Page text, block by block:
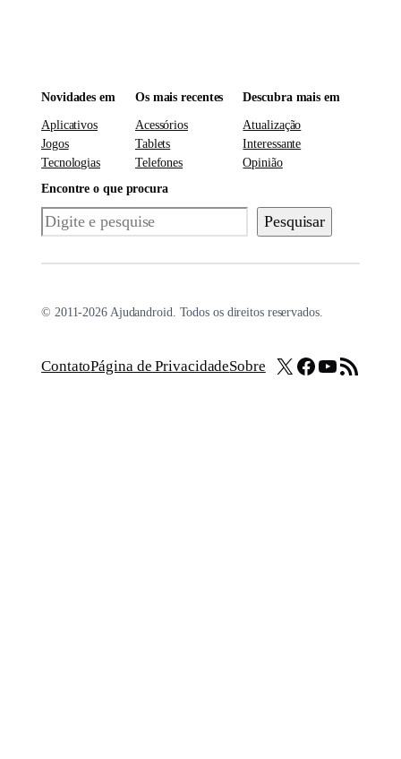
Novidades em
Aplicativos
Jogos
Tecnologias
Os mais recentes
Acessórios
Tablets
Telefones
Descubra mais em
Atualização
Interessante
Opinião
Encontre o que procura
Pesquisar Pesquisar
© 2011-2026 Ajudandroid. Todos os direitos reservados.
ContatoPágina de PrivacidadeSobre X Facebook
Youtube
Feed RSS